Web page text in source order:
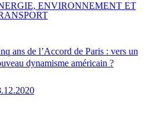
ans de l’Accord de Paris : vers un
dynamisme américain ?
ENVIRONNEMENT ET